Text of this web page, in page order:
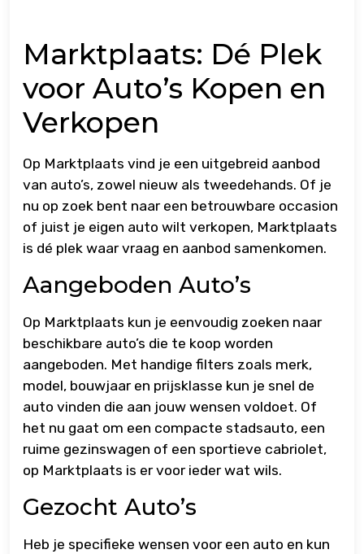
Marktplaats: Dé Plek
voor Auto’s Kopen en
Verkopen
Op Marktplaats vind je een uitgebreid aanbod
van auto’s, zowel nieuw als tweedehands. Of je
nu op zoek bent naar een betrouwbare occasion
of juist je eigen auto wilt verkopen, Marktplaats
is dé plek waar vraag en aanbod samenkomen.
Aangeboden Auto’s
Op Marktplaats kun je eenvoudig zoeken naar
beschikbare auto’s die te koop worden
aangeboden. Met handige filters zoals merk,
model, bouwjaar en prijsklasse kun je snel de
auto vinden die aan jouw wensen voldoet. Of
het nu gaat om een compacte stadsauto, een
ruime gezinswagen of een sportieve cabriolet,
op Marktplaats is er voor ieder wat wils.
Gezocht Auto’s
Heb je specifieke wensen voor een auto en kun